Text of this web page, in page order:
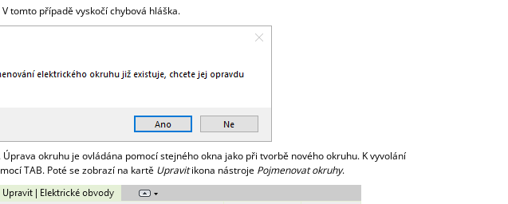
tomto případě vyskočí chybová hláška.
okruhu je ovládána pomocí stejného okna jako při tvorbě nového okruhu. K vyvolání
TAB. Poté se zobrazí na kartě Upravitikona nástroje Pojmenovat okruhy.